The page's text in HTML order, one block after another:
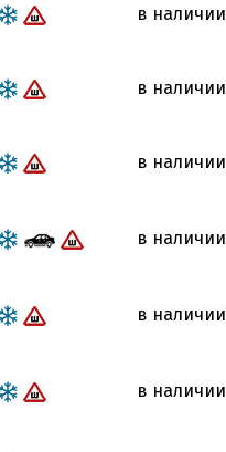
в наличии
в наличии
в наличии
в наличии
в наличии
в наличии